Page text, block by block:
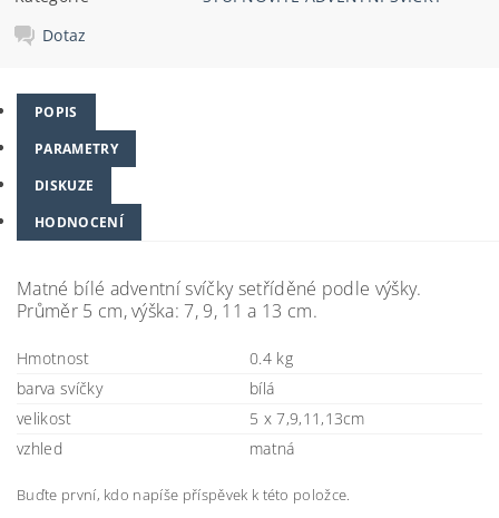
Dotaz
POPIS
PARAMETRY
DISKUZE
HODNOCENÍ
Matné bílé adventní svíčky setříděné podle výšky.
Průměr 5 cm, výška: 7, 9, 11 a 13 cm.
Hmotnost
0.4 kg
barva svíčky
bílá
velikost
5 x 7,9,11,13cm
vzhled
matná
Buďte první, kdo napíše příspěvek k této položce.